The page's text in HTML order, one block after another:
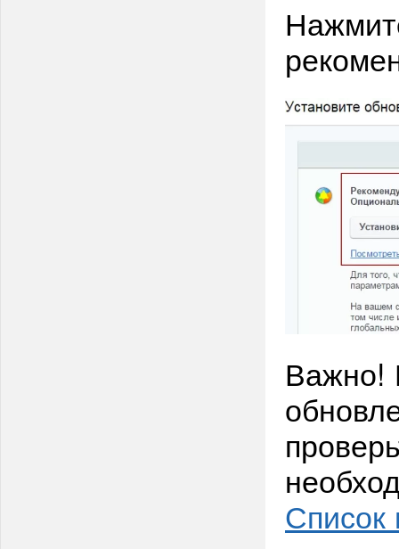
Важно!
Список